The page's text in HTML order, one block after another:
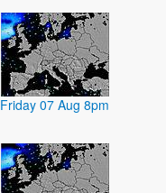
Friday 07 Aug 8pm